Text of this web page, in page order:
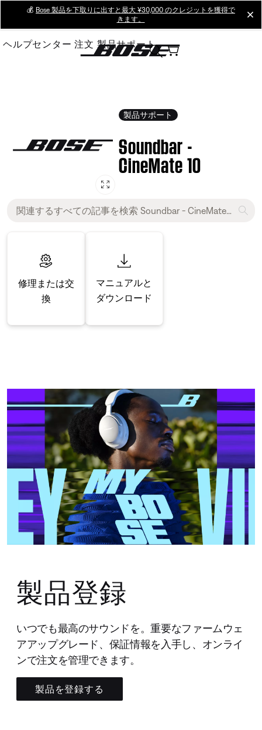
Main
💰 Bose 製品を下取りに出すと最大 ¥30,000 のクレジットを獲得で
きます。
ヘルプセンター 注文 製品サポート
製品サポート
Soundbar -
CineMate 10
修理または交
換
マニュアルと
ダウンロード
製品登録
いつでも最高のサウンドを。重要なファームウェ
アアップグレード、保証情報を入手し、オンライ
ンで注文を管理できます。
製品を登録する